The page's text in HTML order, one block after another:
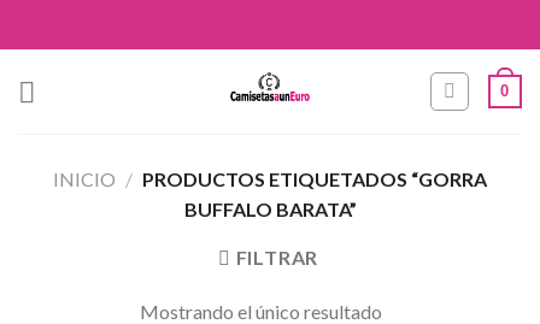
to
0
INICIO / PRODUCTOS ETIQUETADOS “GORRA
BUFFALO BARATA”
FILTRAR
Mostrando el único resultado